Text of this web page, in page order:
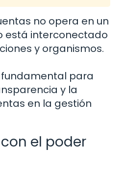
no opera en un
está interconectado
y organismos.
fundamental para
y la
en la gestión
con el poder